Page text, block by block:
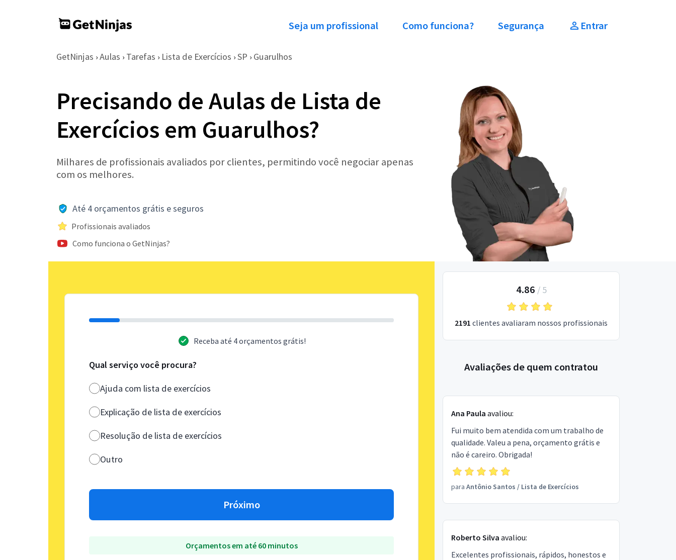
Seja um profissional Como funciona? Segurança Entrar
GetNinjas › Aulas › Tarefas › Lista de Exercícios › SP › Guarulhos
Precisando de Aulas de Lista de
Exercícios em Guarulhos?
Milhares de profissionais avaliados por clientes, permitindo você negociar apenas
com os melhores.
Até 4 orçamentos grátis e seguros
Profissionais avaliados
Como funciona o GetNinjas?
Receba até 4 orçamentos grátis!
Qual serviço você procura?
Ajuda com lista de exercícios
Explicação de lista de exercícios
Resolução de lista de exercícios
Outro
Próximo
Orçamentos em até 60 minutos
4.86 / 5
2191 clientes avaliaram nossos profissionais
Avaliações de quem contratou
Ana Paula avaliou:
Fui muito bem atendida com um trabalho de
qualidade. Valeu a pena, orçamento grátis e
não é careiro. Obrigada!
para Antônio Santos / Lista de Exercícios
Roberto Silva avaliou:
Excelentes profissionais, rápidos, honestos e